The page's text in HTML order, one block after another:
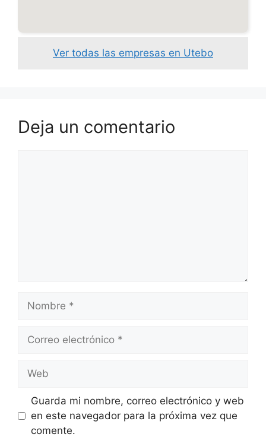
Ver todas las empresas en Utebo
Deja un comentario
Nombre
Correo
Web
Guarda mi nombre, correo electrónico y web
en este navegador para la próxima vez que
comente.